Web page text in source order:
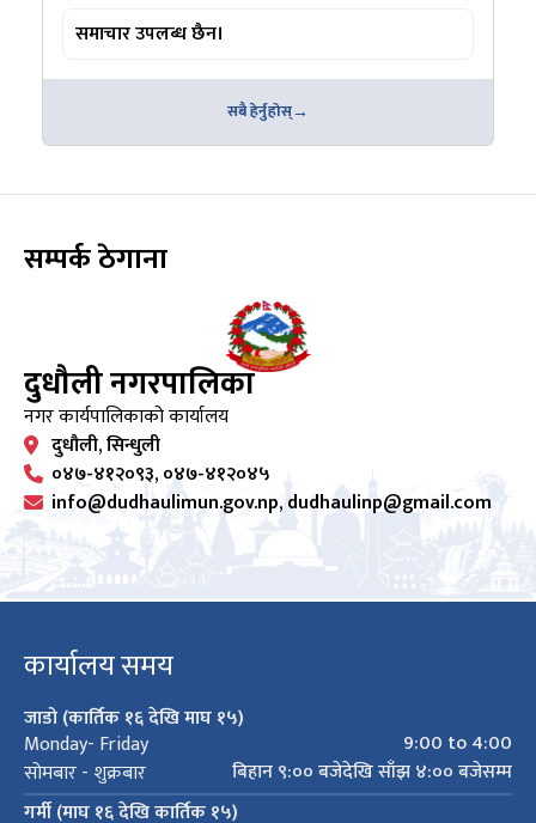
समाचार उपलब्ध छैन।
सबै हेर्नुहोस्
सम्पर्क ठेगाना
दुधौली नगरपालिका
नगर कार्यपालिकाको कार्यालय
दुधौली, सिन्धुली
०४७-४१२०९३, ०४७-४१२०४५
info@dudhaulimun.gov.np, dudhaulinp@gmail.com
कार्यालय समय
जाडो (कार्तिक १६ देखि माघ १५)
Monday- Friday
9:00 to 4:00
सोमबार - शुक्रबार
बिहान ९:०० बजेदेखि साँझ ४:०० बजेसम्म
गर्मी (माघ १६ देखि कार्तिक १५)